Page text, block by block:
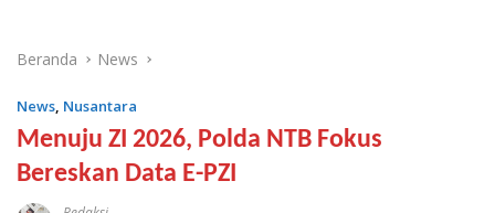
Beranda News
News, Nusantara
Menuju ZI 2026, Polda NTB Fokus
Bereskan Data E-PZI